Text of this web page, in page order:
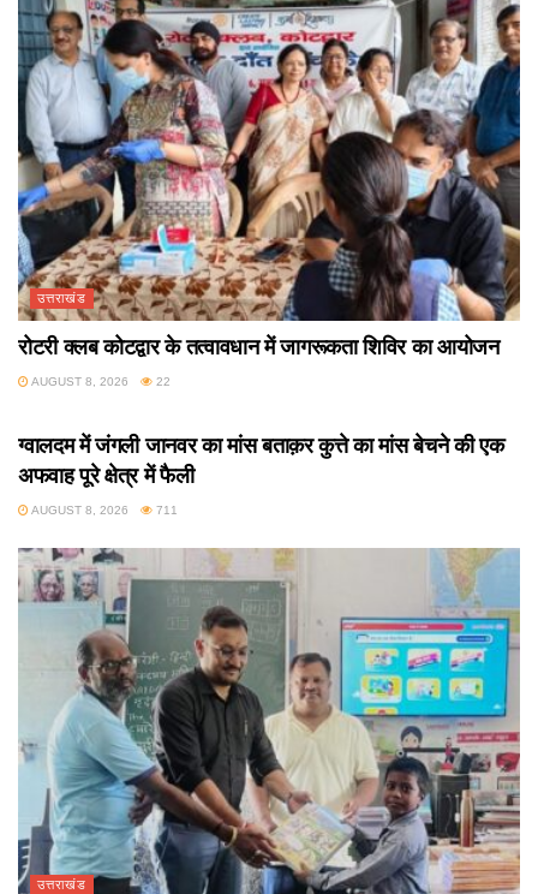
उत्तराखंड
रोटरी क्लब कोटद्वार के तत्वावधान में जागरूकता शिविर का आयोजन
AUGUST 8, 2026 22
ग्वालदम में जंगली जानवर का मांस बताक़र कुत्ते का मांस बेचने की एक
अफवाह पूरे क्षेत्र में फैली
AUGUST 8, 2026 711
उत्तराखंड